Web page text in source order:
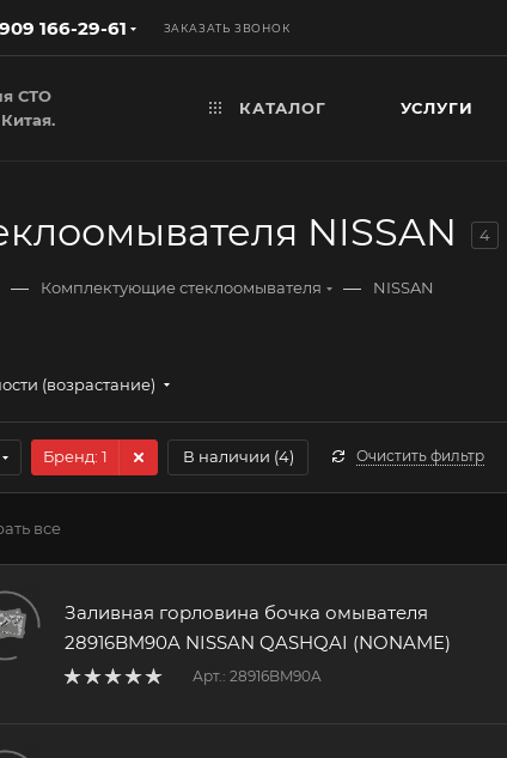
166-29-61 ЗАКАЗАТЬ ЗВОНОК
СТО
КАТАЛОГ УСЛУГИ
NISSAN 4
— Комплектующие стеклоомывателя — NISSAN
(возрастание)
Бренд: 1 В наличии (4) Очистить фильтр
все
Заливная горловина бочка омывателя
28916BM90A NISSAN QASHQAI (NONAME)
Арт.: 28916BM90A